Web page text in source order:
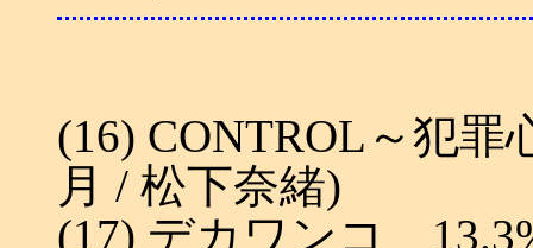
(16) CONTROL～犯
月 / 松下奈緒)
(17) デカワンコ